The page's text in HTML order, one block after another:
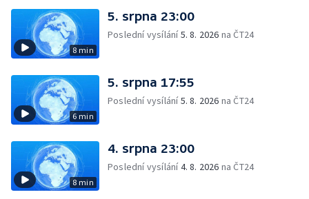
8 min
5. srpna 23:00
Poslední vysílání5. 8. 2026 na ČT24
6 min
5. srpna 17:55
Poslední vysílání5. 8. 2026 na ČT24
8 min
4. srpna 23:00
Poslední vysílání4. 8. 2026 na ČT24